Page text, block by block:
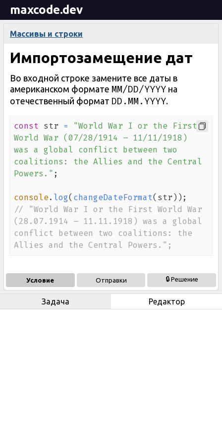
maxcode.dev
Массивы и строки
Импортозамещение дат
Во входной строке замените все даты в
американском формате MM/DD/YYYY на
отечественный формат DD.MM.YYYY.
const str =
"World War I or the First
World War (07/28/1914 – 11/11/1918)
was a global conflict between two
coalitions: the Allies and the Central
Powers." ;
console. log( changeDateFormat( str) ) ;
// "World War I or the First World War
(28.07.1914 – 11.11.1918) was a global
conflict between two coalitions: the
Allies and the Central Powers.";
Условие Отправки 🔒 Решение
Задача Редактор